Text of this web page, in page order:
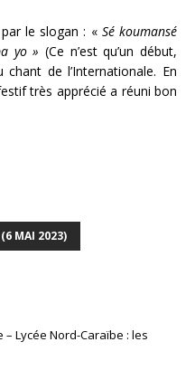
le slogan : « Sé koumansé
yo »(Ce n’est qu’un début,
de l’Internationale. En
très apprécié a réuni bon
MAI 2023)
– Lycée Nord-Caraïbe : les